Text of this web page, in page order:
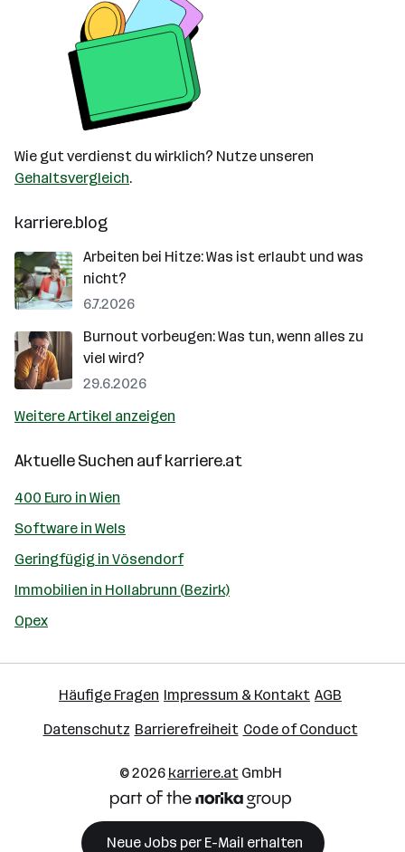
Wie gut verdienst du wirklich? Nutze unseren
Gehaltsvergleich.
karriere.blog
Arbeiten bei Hitze: Was ist erlaubt und was
nicht?
6.7.2026
Burnout vorbeugen: Was tun, wenn alles zu
viel wird?
29.6.2026
Weitere Artikel anzeigen
Aktuelle Suchen aufkarriere.at
400 Euro in Wien
Software in Wels
Geringfügig in Vösendorf
Immobilien in Hollabrunn (Bezirk)
Opex
Häufige Fragen Impressum & Kontakt AGB
Datenschutz Barrierefreiheit Code of Conduct
© 2026 karriere.atGmbH
Neue Jobs per E-Mail erhalten